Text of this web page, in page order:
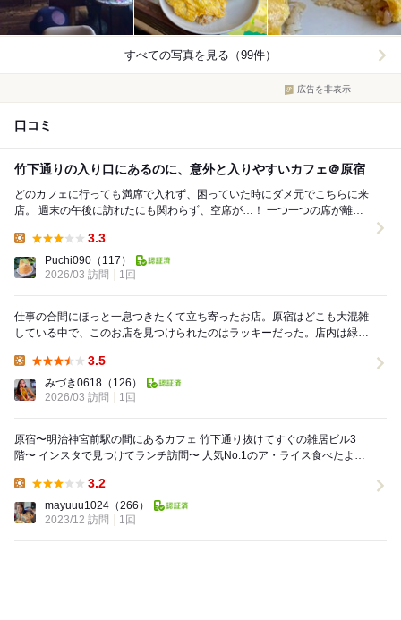
すべての写真を見る（99件）
広告を非表示
口コミ
竹下通りの入り口にあるのに、意外と入りやすいカフェ＠原宿
どのカフェに行っても満席で入れず、困っていた時にダメ元でこちらに来
店。 週末の午後に訪れたにも関わらず、空席が…！ 一つ一つの席が離れ
3.3
Puchi090 （117）
2026/03 訪問
1回
仕事の合間にほっと一息つきたくて立ち寄ったお店。原宿はどこも大混雑
している中で、このお店を見つけられたのはラッキーだった。店内は緑が
3.5
みづき0618 （126）
2026/03 訪問
1回
原宿〜明治神宮前駅の間にあるカフェ 竹下通り抜けてすぐの雑居ビル3
階〜 インスタで見つけてランチ訪問〜 人気No.1のア・ライス食べたよん
3.2
mayuuu1024 （266）
2023/12 訪問
1回